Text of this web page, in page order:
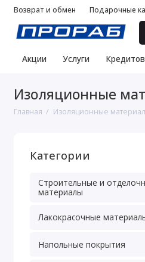
Возврат и обмен Подарочные
Акции Услуги
Изоляционные
Главная Изоляционные
Категории
Строительные и
материалы
Лакокрасочные
Напольные покрытия